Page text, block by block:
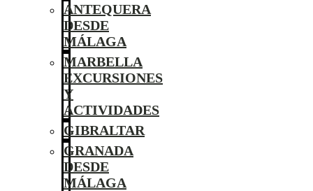
ANTEQUERA
DESDE
MÁLAGA
MARBELLA
EXCURSIONES
Y
ACTIVIDADES
GIBRALTAR
GRANADA
DESDE
MÁLAGA